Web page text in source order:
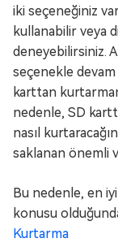
iki seçeneğiniz
kullanabilir veya
deneyebilirsiniz.
seçenekle devam
karttan
nedenle, SD
nasıl
saklanan önemli
Bu nedenle, en
konusu
Kurtarma